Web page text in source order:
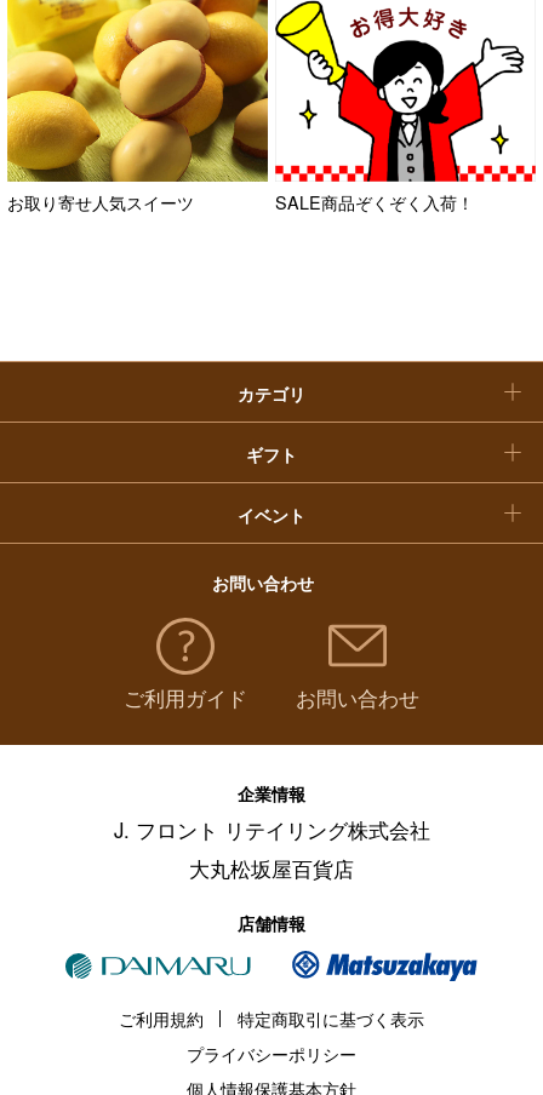
お取り寄せ人気スイーツ SALE商品ぞくぞく入荷！
カテゴリ
ファッション
ホーム＆インテリア
ベビー＆キッズ
ギフト
出産内祝い
結婚内祝い
お香典返し
快気祝い
イベント
父の日
お中元
敬老の日
お歳暮
福袋
お問い合わせ
ご利用ガイド お問い合わせ
企業情報
J. フロント リテイリング株式会社
大丸松坂屋百貨店
店舗情報
ご利用規約
特定商取引に基づく表示
プライバシーポリシー
個人情報保護基本方針